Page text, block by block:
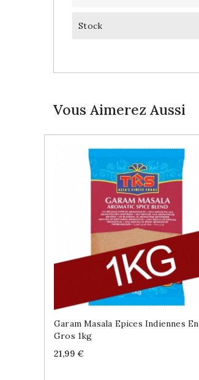
Stock
Vous Aimerez Aussi
Garam Masala Epices Indiennes En
Gros 1kg
Price
21,99 €